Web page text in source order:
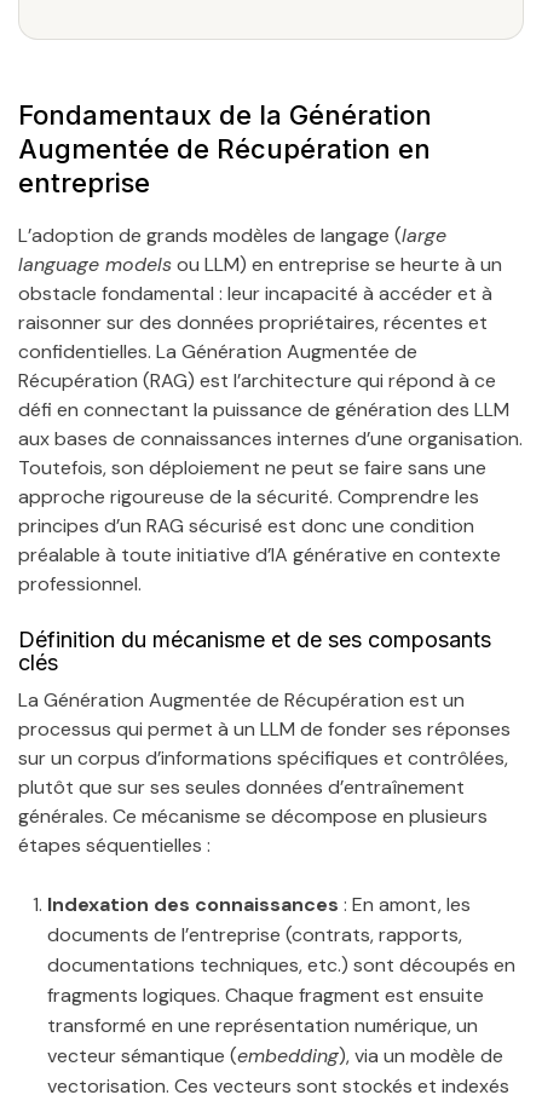
Fondamentaux de la Génération
Augmentée de Récupération en
entreprise
L’adoption de grands modèles de langage (large
language modelsou LLM) en entreprise se heurte à un
obstacle fondamental : leur incapacité à accéder et à
raisonner sur des données propriétaires, récentes et
confidentielles. La Génération Augmentée de
Récupération (RAG) est l’architecture qui répond à ce
défi en connectant la puissance de génération des LLM
aux bases de connaissances internes d’une organisation.
Toutefois, son déploiement ne peut se faire sans une
approche rigoureuse de la sécurité. Comprendre les
principes d’un RAG sécurisé est donc une condition
préalable à toute initiative d’IA générative en contexte
professionnel.
Définition du mécanisme et de ses composants
clés
La Génération Augmentée de Récupération est un
processus qui permet à un LLM de fonder ses réponses
sur un corpus d’informations spécifiques et contrôlées,
plutôt que sur ses seules données d’entraînement
générales. Ce mécanisme se décompose en plusieurs
étapes séquentielles :
Indexation des connaissances : En amont, les
documents de l’entreprise (contrats, rapports,
documentations techniques, etc.) sont découpés en
fragments logiques. Chaque fragment est ensuite
transformé en une représentation numérique, un
vecteur sémantique (embedding), via un modèle de
vectorisation. Ces vecteurs sont stockés et indexés